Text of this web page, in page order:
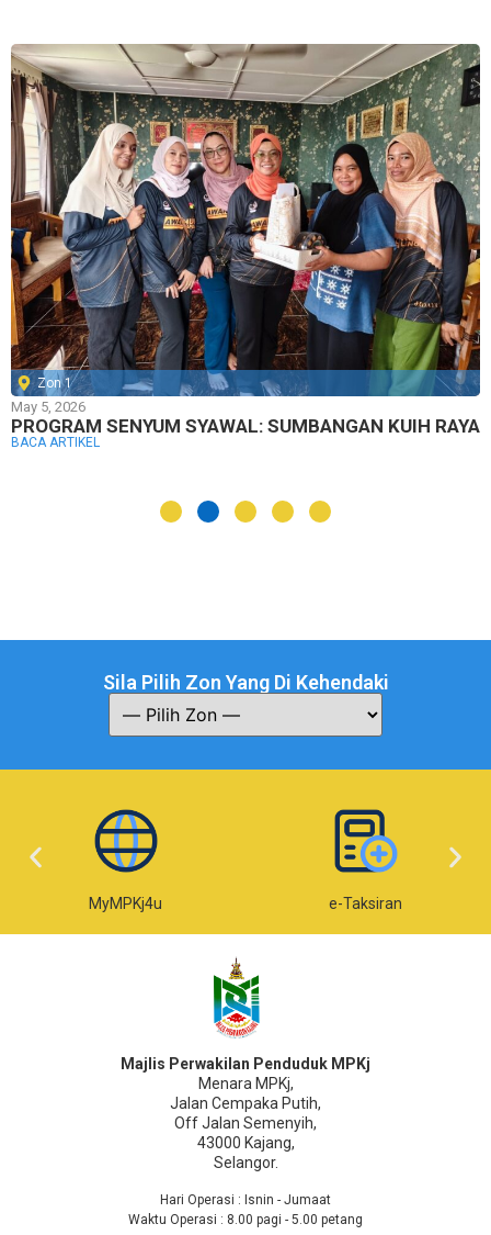
Zon 1
May 5, 2026
PROGRAM SENYUM SYAWAL: SUMBANGAN KUIH RAYA
BACA ARTIKEL
Sila Pilih Zon Yang Di Kehendaki
MyMPKj4u e-Taksiran
Majlis Perwakilan Penduduk MPKj
Menara MPKj,
Jalan Cempaka Putih,
Off Jalan Semenyih,
43000 Kajang,
Selangor.
Hari Operasi : Isnin - Jumaat
Waktu Operasi : 8.00 pagi - 5.00 petang